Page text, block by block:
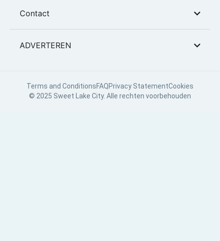
Contact
ADVERTEREN
Terms and ConditionsFAQPrivacy StatementCookies
© 2025 Sweet Lake City. Alle rechten voorbehouden